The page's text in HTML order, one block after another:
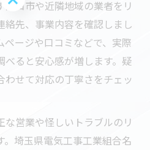
口市や近隣地域の業者をリ
絡先、事業内容を確認しまし
ページや口コミなどで、実際
べると安心感が増します。疑
せて対応の丁寧さをチェッ
な営業や怪しいトラブルのリ
。埼玉県電気工事工業組合名